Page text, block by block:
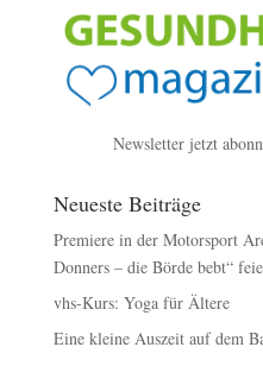
Newsletter jetzt
Neueste Beiträge
Premiere in der Motorsport
Donners – die Börde bebt“
vhs-Kurs: Yoga für Ältere
Eine kleine Auszeit auf dem